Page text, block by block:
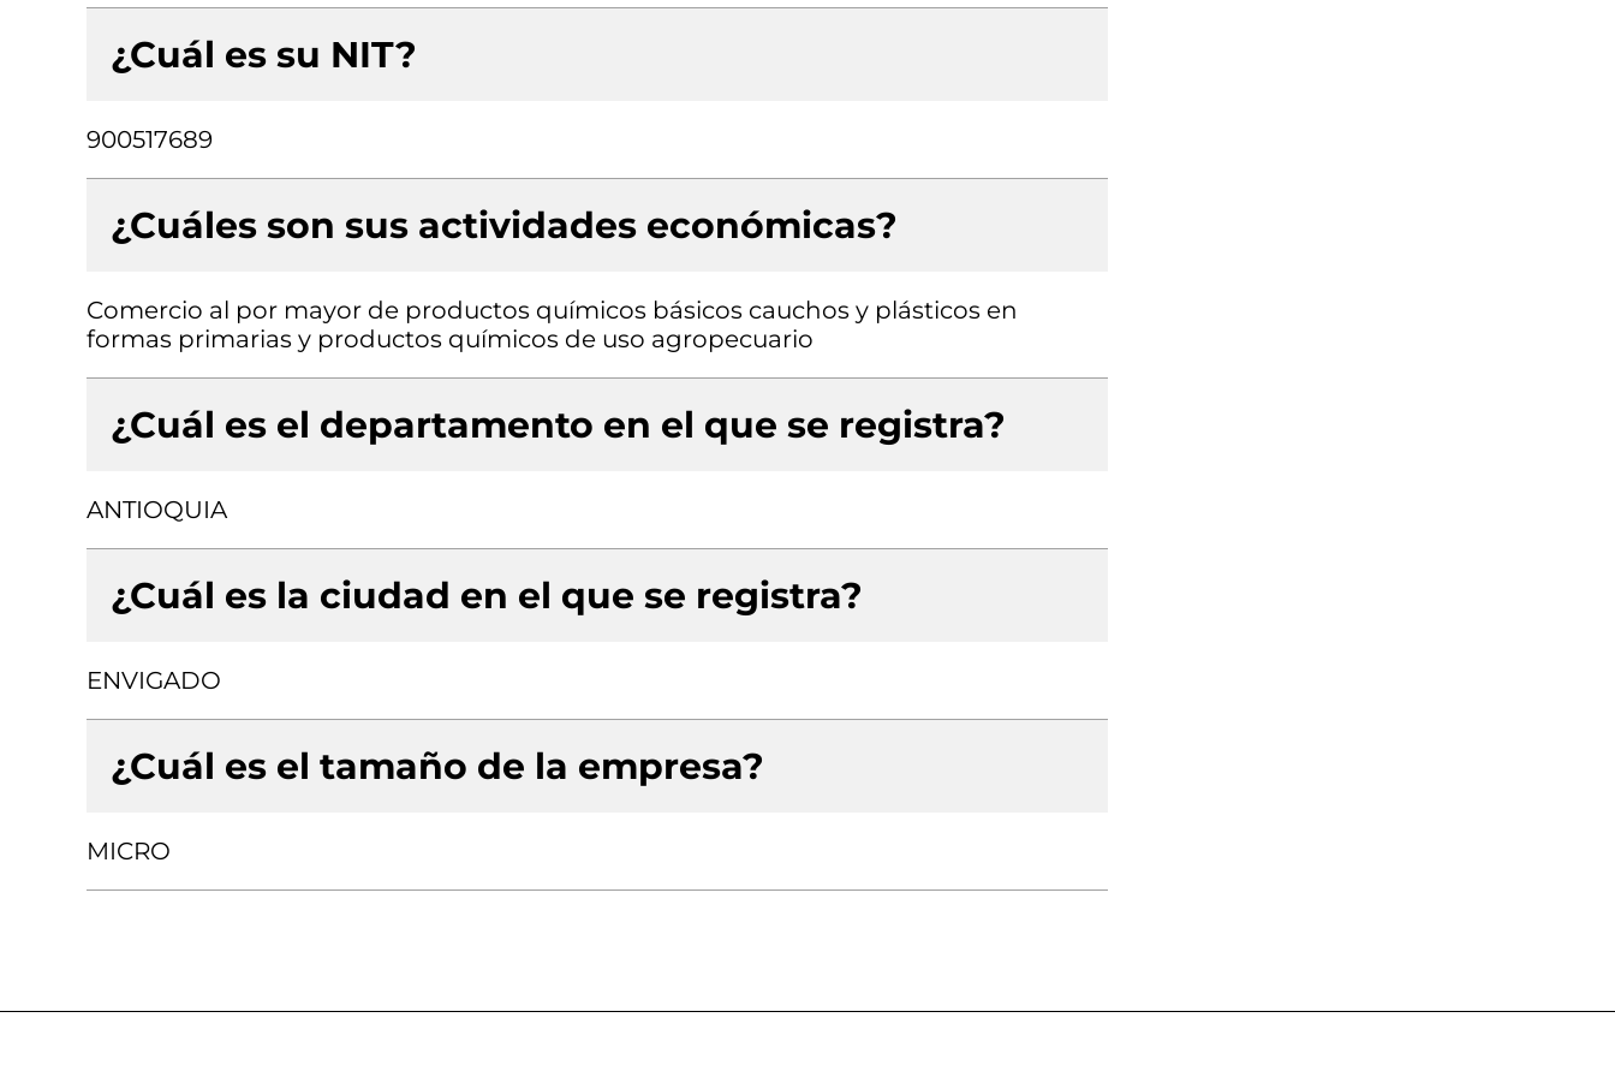
¿Cuál es su NIT?
900517689
¿Cuáles son sus actividades económicas?
Comercio al por mayor de productos químicos básicos cauchos y plásticos en
formas primarias y productos químicos de uso agropecuario
¿Cuál es el departamento en el que se registra?
ANTIOQUIA
¿Cuál es la ciudad en el que se registra?
ENVIGADO
¿Cuál es el tamaño de la empresa?
MICRO